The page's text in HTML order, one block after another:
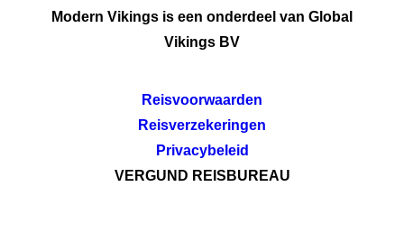
Modern Vikings is een onderdeel van Global
Vikings BV
Reisvoorwaarden
Reisverzekeringen
Privacybeleid
VERGUND REISBUREAU